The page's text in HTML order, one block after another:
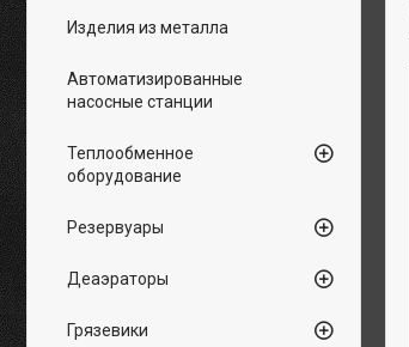
Изделия из металла
Автоматизированные
насосные станции
Теплообменное
оборудование
Резервуары
Деаэраторы
Грязевики